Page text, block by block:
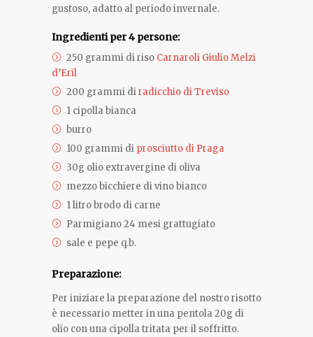
gustoso, adatto al periodo invernale.
Ingredienti per 4 persone:
250 grammi di riso Carnaroli Giulio Melzi
d’Eril
200 grammi diradicchio di Treviso
1 cipolla bianca
burro
100 grammi di prosciutto di Praga
30g olio extravergine di oliva
mezzo bicchiere di vino bianco
1 litro brodo di carne
Parmigiano 24 mesi grattugiato
sale e pepe q.b.
Preparazione:
Per iniziare la preparazione del nostro risotto
è necessario metter in una pentola 20g di
olio con una cipolla tritata per il soffritto.